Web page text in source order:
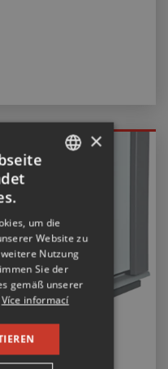
RUSSIAN
GERMAN
×
um die
Website zu
Nutzung
Sie der
gemäß unserer
Více informací